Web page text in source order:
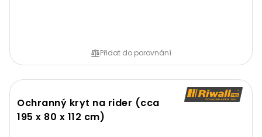
Přidat do porovnání
Ochranný kryt na rider (cca
195 x 80 x 112 cm)